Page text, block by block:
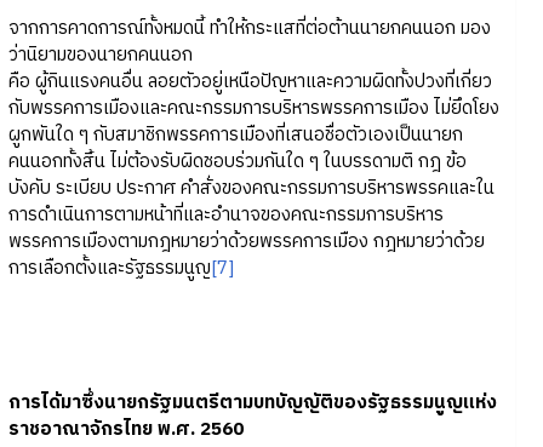
จากการคาดการณ์ทั้งหมดนี้ ทำให้กระแสที่ต่อต้านนายกคนนอก มอง
ว่านิยามของนายกคนนอก
คือ ผู้กินแรงคนอื่น ลอยตัวอยู่เหนือปัญหาและความผิดทั้งปวงที่เกี่ยว
กับพรรคการเมืองและคณะกรรมการบริหารพรรคการเมือง ไม่ยึดโยง
ผูกพันใด ๆ กับสมาชิกพรรคการเมืองที่เสนอชื่อตัวเองเป็นนายก
คนนอกทั้งสิ้น ไม่ต้องรับผิดชอบร่วมกันใด ๆ ในบรรดามติ กฎ ข้อ
บังคับ ระเบียบ ประกาศ คำสั่งของคณะกรรมการบริหารพรรคและใน
การดำเนินการตามหน้าที่และอำนาจของคณะกรรมการบริหาร
พรรคการเมืองตามกฎหมายว่าด้วยพรรคการเมือง กฎหมายว่าด้วย
การเลือกตั้งและรัฐธรรมนูญ[7]
การได้มาซึ่งนายกรัฐมนตรีตามบทบัญญัติของรัฐธรรมนูญแห่ง
ราชอาณาจักรไทย พ.ศ. 2560